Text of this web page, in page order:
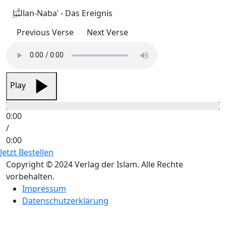
النَّبَاِan-Nabaʾ - Das Ereignis
Previous Verse
Next Verse
Play
0:00
/
0:00
Jetzt Bestellen
Copyright © 2024 Verlag der Islam. Alle Rechte
vorbehalten.
Impressum
Datenschutzerklärung